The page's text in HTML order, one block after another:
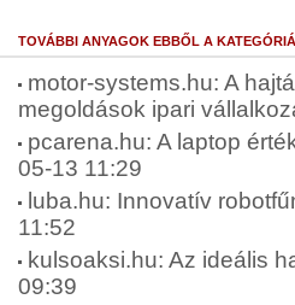
TOVÁBBI ANYAGOK EBBŐL A
motor-systems.hu: A
megoldások ipari
pcarena.hu: A laptop
05-13 11:29
luba.hu: Innovatív
11:52
kulsoaksi.hu: Az ideális
09:39